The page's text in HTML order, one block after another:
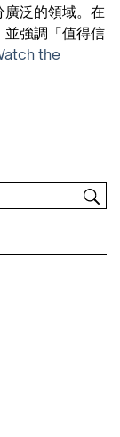
泛的領域。在
並強調「值得信
the